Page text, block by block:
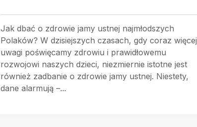
Jak dbać o zdrowie jamy ustnej najmłodszych
Polaków? W dzisiejszych czasach, gdy coraz więcej
uwagi poświęcamy zdrowiu i prawidłowemu
rozwojowi naszych dzieci, niezmiernie istotne jest
również zadbanie o zdrowie jamy ustnej. Niestety,
dane alarmują –...